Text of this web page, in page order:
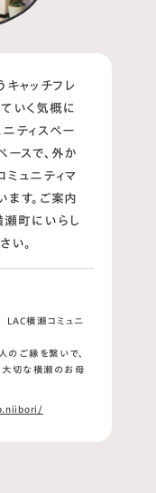
キャッチフレ
いく気概に
ティスペー
スで、外か
ミュニティマ
す。ご案内
瀬町にいらし
い。
横瀬コミュニ
のご縁を繋いで、
大切な横瀬のお母